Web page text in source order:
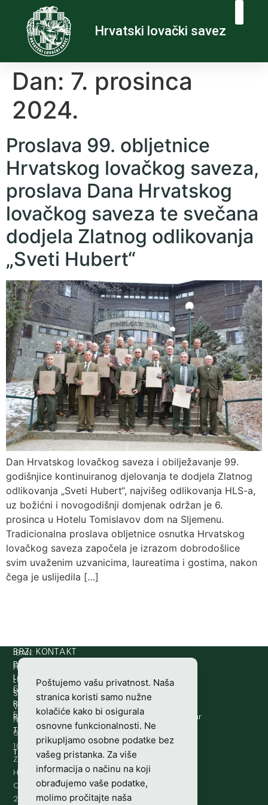
Hrvatski lovački savez
Dan: 7. prosinca
2024.
Proslava 99. obljetnice
Hrvatskog lovačkog saveza,
proslava Dana Hrvatskog
lovačkog saveza te svečana
dodjela Zlatnog odlikovanja
„Sveti Hubert“
Dan Hrvatskog lovačkog saveza i obilježavanje 99.
godišnjice kontinuiranog djelovanja te dodjela Zlatnog
odlikovanja „Sveti Hubert“, najvišeg odlikovanja HLS-a,
uz božićni i novogodišnji domjenak održan je 6.
prosinca u Hotelu Tomislavov dom na Sljemenu.
Tradicionalna proslava obljetnice osnutka Hrvatskog
lovačkog saveza započela je izrazom dobrodošlice
svim uvaženim uzvanicima, laureatima i gostima, nakon
čega je uslijedila […]
HRVATSKI
LOVAČKI
SAVEZ
Vladimira
Nazora
63
10000
Zagreb,
Hrvatska
OIB-
28817560444
IBAN:
HR8124020061100501497
SWIFT/BIC
:
ESBCHR22
BRZI KONTAKT
Prijava štete:
Lovne iskaznice:
rh.moc.slh
@acinzaksi
Lovno osposobljavanje:
@ofni
Redakcija/ digitalni mediji:@aidem
Računovodstvo:
rh.moc.slh
@ovtsdovonucar
Tajništvo:
rh.sl
@slh
Telefon: +385 (0)1 48 34 560
Poštujemo vašu privatnost. Naša
stranica koristi samo nužne
kolačiće kako bi osigurala
osnovne funkcionalnosti. Ne
prikupljamo osobne podatke bez
vašeg pristanka. Za više
informacija o načinu na koji
obrađujemo vaše podatke,
molimo pročitajte naša